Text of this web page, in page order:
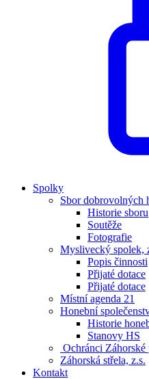
Spolky
Sbor dobrovolných
Historie sboru
Soutěže
Fotografie
Myslivecký spolek,
Popis činnosti
Přijaté dotace
Přijaté dotace
Místní agenda 21
Honební
Historie
Stanovy HS
Ochránci
Záhorská střela, z.s.
Kontakt